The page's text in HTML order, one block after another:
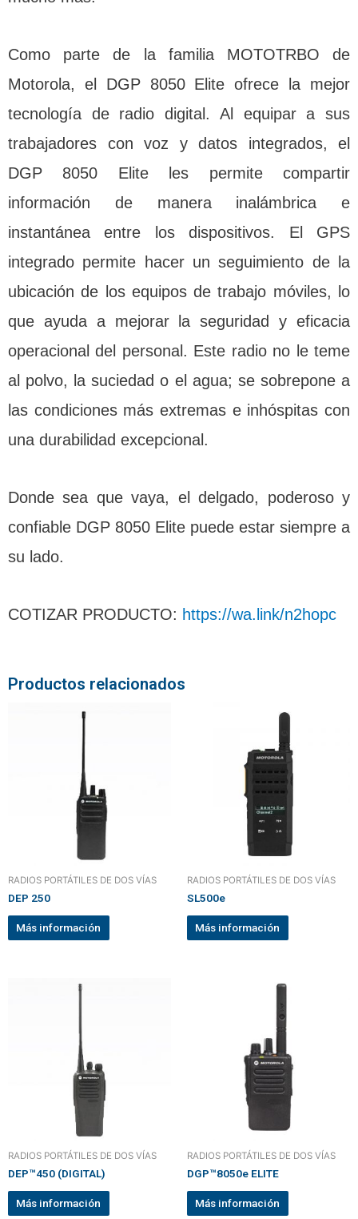
Como parte de la familia MOTOTRBO de
Motorola, el DGP 8050 Elite ofrece la mejor
tecnología de radio digital. Al equipar a sus
trabajadores con voz y datos integrados, el
DGP 8050 Elite les permite compartir
información de manera inalámbrica e
instantánea entre los dispositivos. El GPS
integrado permite hacer un seguimiento de la
ubicación de los equipos de trabajo móviles, lo
que ayuda a mejorar la seguridad y eficacia
operacional del personal. Este radio no le teme
al polvo, la suciedad o el agua; se sobrepone a
las condiciones más extremas e inhóspitas con
una durabilidad excepcional.
Donde sea que vaya, el delgado, poderoso y
confiable DGP 8050 Elite puede estar siempre a
su lado.
COTIZAR PRODUCTO: https://wa.link/n2hopc
Productos relacionados
RADIOS PORTÁTILES DE DOS VÍAS
DEP 250
Más información
RADIOS PORTÁTILES DE DOS VÍAS
SL500e
Más información
RADIOS PORTÁTILES DE DOS VÍAS
DEP™450 (DIGITAL)
Más información
RADIOS PORTÁTILES DE DOS VÍAS
DGP™8050e ELITE
Más información